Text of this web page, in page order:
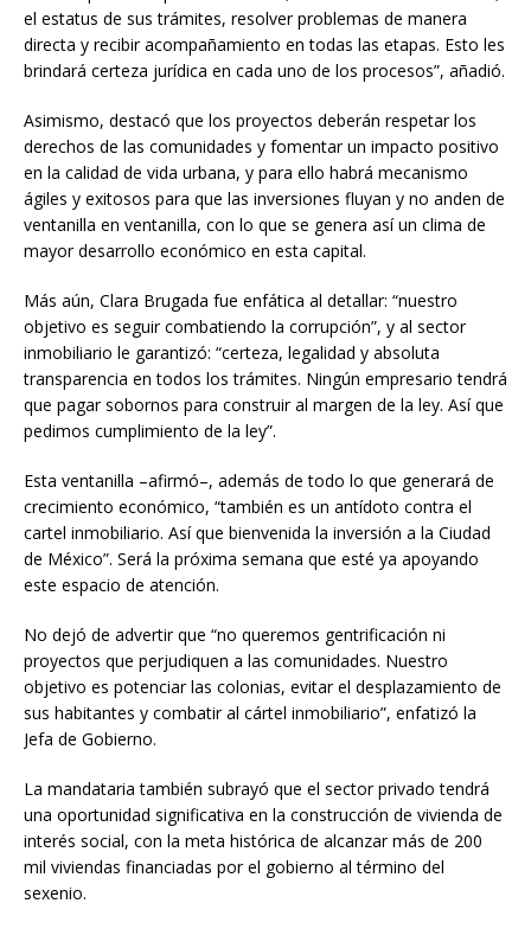
el estatus de sus trámites, resolver problemas de manera
directa y recibir acompañamiento en todas las etapas. Esto les
brindará certeza jurídica en cada uno de los procesos”, añadió.
Asimismo, destacó que los proyectos deberán respetar los
derechos de las comunidades y fomentar un impacto positivo
en la calidad de vida urbana, y para ello habrá mecanismo
ágiles y exitosos para que las inversiones fluyan y no anden de
ventanilla en ventanilla, con lo que se genera así un clima de
mayor desarrollo económico en esta capital.
Más aún, Clara Brugada fue enfática al detallar: “nuestro
objetivo es seguir combatiendo la corrupción”, y al sector
inmobiliario le garantizó: “certeza, legalidad y absoluta
transparencia en todos los trámites. Ningún empresario tendrá
que pagar sobornos para construir al margen de la ley. Así que
pedimos cumplimiento de la ley”.
Esta ventanilla –afirmó–, además de todo lo que generará de
crecimiento económico, “también es un antídoto contra el
cartel inmobiliario. Así que bienvenida la inversión a la Ciudad
de México”. Será la próxima semana que esté ya apoyando
este espacio de atención.
No dejó de advertir que “no queremos gentrificación ni
proyectos que perjudiquen a las comunidades. Nuestro
objetivo es potenciar las colonias, evitar el desplazamiento de
sus habitantes y combatir al cártel inmobiliario”, enfatizó la
Jefa de Gobierno.
La mandataria también subrayó que el sector privado tendrá
una oportunidad significativa en la construcción de vivienda de
interés social, con la meta histórica de alcanzar más de 200
mil viviendas financiadas por el gobierno al término del
sexenio.